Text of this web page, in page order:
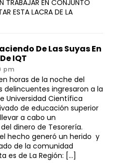
TRABAJAR EN CONJUNTO
ESTA LACRA DE LA
De Las Suyas En
IQT
pm
horas de la noche del
delincuentes ingresaron a la
Universidad Científica
de educación superior
a cabo un
dinero de Tesorería.
hecho generó un herido y
de la comunidad
es de La Región: […]